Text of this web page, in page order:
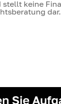
keine
dar.